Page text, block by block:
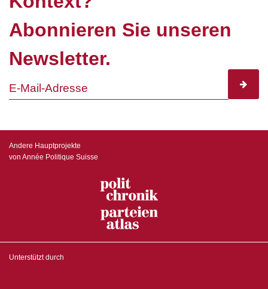
Abonnieren Sie unseren
Newsletter.
Andere Hauptprojekte
von Année Politique Suisse
Unterstützt durch